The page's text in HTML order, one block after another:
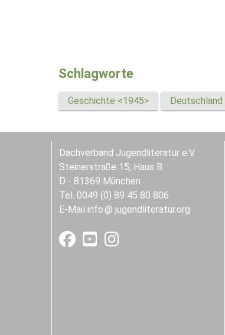
Schlagworte
Geschichte <1945> Deutschland
Dachverband Jugendliteratur e.V.
Steinerstraße 15, Haus B
D - 81369 München
Tel. 0049 (0) 89 45 80 806
E-Mail info jugendliteratur.org